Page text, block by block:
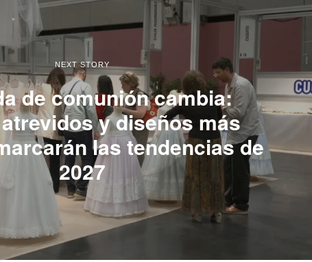
NEXT STORY
de comunión cambia:
y diseños más
las tendencias de
2027